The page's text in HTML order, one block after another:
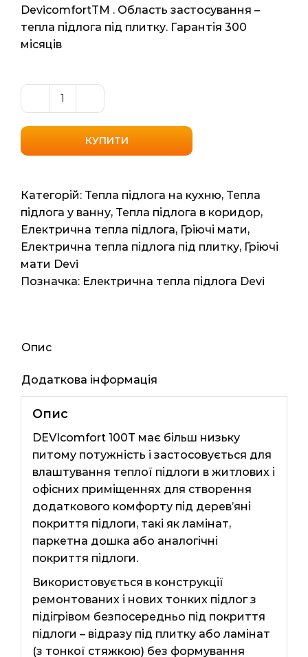
DevicomfortTM . Область застосування –
тепла підлога під плитку. Гарантія 300
місяців
Нагрівальний
мат
пониженої
потужності
100T
(DTIR-
100
Данія)
10м2,
20мп,
КУПИТИ
Категорій: Тепла підлога на кухню, Тепла
підлога у ванну, Тепла підлога в коридор,
Електрична тепла підлога, Гріючі мати,
Електрична тепла підлога під плитку, Гріючі
мати Devi
Позначка: Електрична тепла підлога Devi
Опис
Додаткова інформація
Опис
DEVIcomfort 100T має більш низьку
питому потужність і застосовується для
влаштування теплої підлоги в житлових і
офісних приміщеннях для створення
додаткового комфорту під дерев’яні
покриття підлоги, такі як ламінат,
паркетна дошка або аналогічні
покриття підлоги.
Використовується в конструкції
ремонтованих і нових тонких підлог з
підігрівом безпосередньо під покриття
підлоги – відразу під плитку або ламінат
(з тонкої стяжкою) без формування